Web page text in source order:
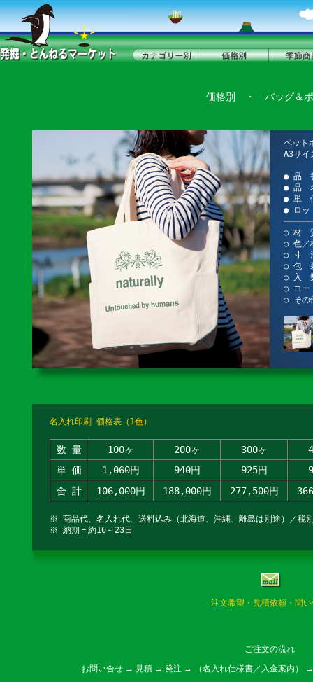
価格別 ・ バッグ＆
ペット
A3サイ
● 品
● 品
● 単
● ロッ
○ 材
○ 色／
○ 寸
○ 包
○ 入
○ コー
○ その
名入れ印刷 価格表（1色）
数 量 100ヶ 200ヶ 300ヶ
単 価
1,060円 940円 925円
合 計
106,000円 188,000円 277,500円
※ 商品代、名入れ代、送料込み（北海道、沖縄、離島は別途）／税
※ 納期＝約16～23日
注文希望・見積依頼・問
ご注文の流れ
お問い合せ → 見積 → 発注 → （名入れ仕様書／入金案内）